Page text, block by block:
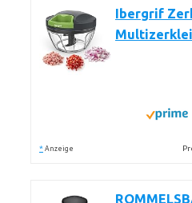
Ibergrif
* Anzeige